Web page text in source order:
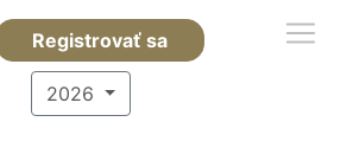
Registrovať sa
2026